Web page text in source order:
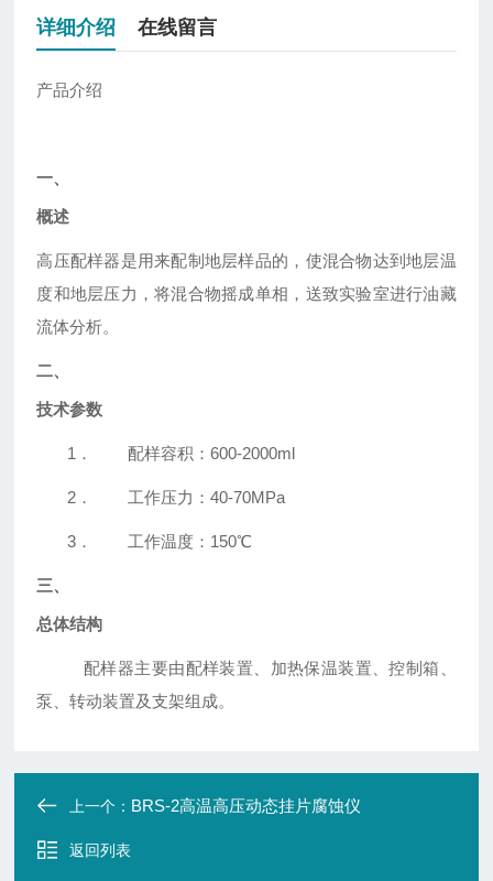
详细介绍 在线留言
产品介绍
一、
概述
高压配样器是用来配制地层样品的，使混合物达到地层温
度和地层压力，将混合物摇成单相，送致实验室进行油藏
流体分析。
二、
技术参数
1． 配样容积：600-2000ml
2． 工作压力：40-70MPa
3． 工作温度：150℃
三、
总体结构
配样器主要由配样装置、加热保温装置、控制箱、
泵、转动装置及支架组成。
上一个： BRS-2高温高压动态挂片腐蚀仪
返回列表